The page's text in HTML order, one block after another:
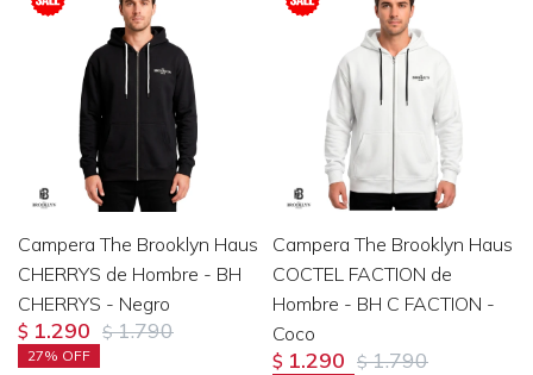
Campera The Brooklyn Haus
CHERRYS de Hombre - BH
CHERRYS - Negro
$ 1.290 $ 1.790
27
Campera The Brooklyn Haus
COCTEL FACTION de
Hombre - BH C FACTION -
Coco
$ 1.290 $ 1.790